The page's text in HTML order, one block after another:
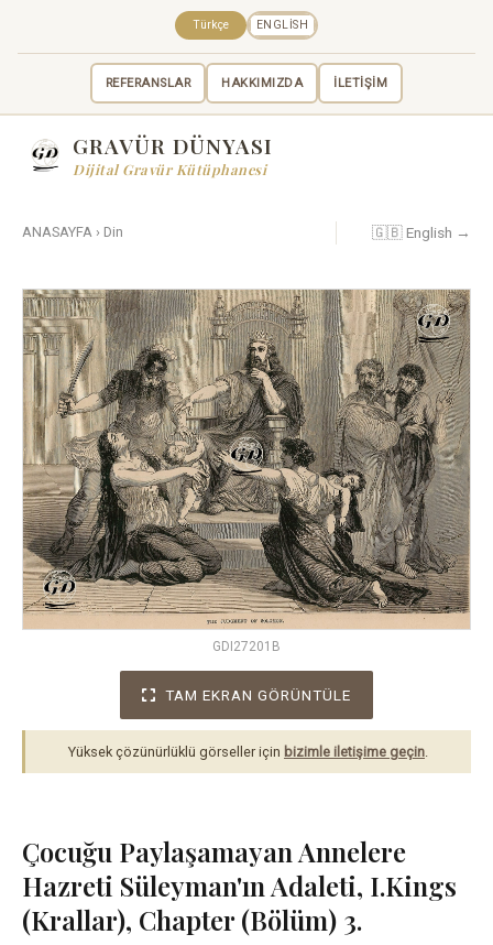
REFERANSLAR HAKKIMIZDA İLETİŞİM
Türkçe ENGLISH
GRAVÜR DÜNYASI
Dijital Gravür Kütüphanesi
ANASAYFA › Din 🇬🇧 English →
GDI27201B
TAM EKRAN GÖRÜNTÜLE
Yüksek çözünürlüklü görseller için bizimle iletişime geçin
Çocuğu Paylaşamayan Annelere
Hazreti Süleyman'ın Adaleti, I.Kings
(Krallar), Chapter (Bölüm) 3.